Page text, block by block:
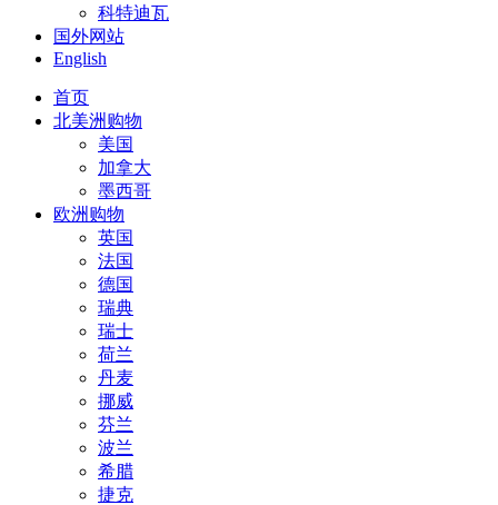
科特迪瓦
国外网站
English
首页
北美洲购物
美国
加拿大
墨西哥
欧洲购物
英国
法国
德国
瑞典
瑞士
荷兰
丹麦
挪威
芬兰
波兰
希腊
捷克